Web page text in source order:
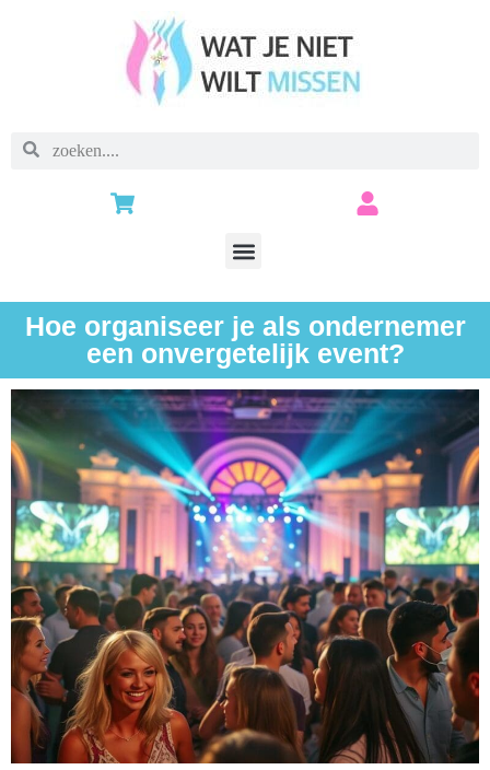
Hoe organiseer je als ondernemer
een onvergetelijk event?